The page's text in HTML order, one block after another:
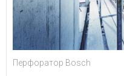
Перфоратор Bosch